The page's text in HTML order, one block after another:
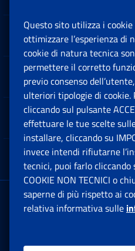
Sedi e Contatti
Software
Note Legali
App mobile
Sede Legale : Via
00144 Roma
Questo sito utilizza i
ottimizzare l’esperienza di
cookie di natura tecnica
permettere il corretto
previo consenso
ulteriori tipologie di
cliccando sul pulsante
effettuare le tue scelte
installare, cliccando su
invece intendi rifiutarne
tecnici, puoi farlo cliccando
COOKIE NON TECNICI o
saperne di più rispetto ai
relativa informativa sulle